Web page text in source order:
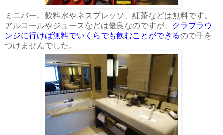
ミニバー。飲料水やネスプレッソ、紅茶などは無料です。
アルコールやジュースなどは優良なのですが、
クラブラウ
ンジに行けば無料でいくらでも飲むことができるので手を
つけませんでした。